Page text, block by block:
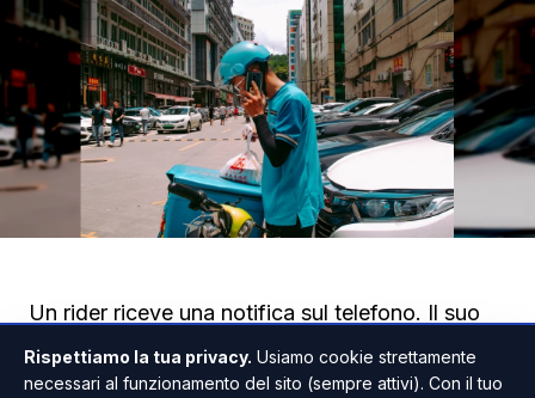
Un rider riceve una notifica sul telefono. Il suo
account è stato sospeso, senza una
spiegazione, senza poter contattare un servizio
Rispettiamo la tua privacy. Usiamo cookie strettamente
necessari al funzionamento del sito (sempre attivi). Con il tuo